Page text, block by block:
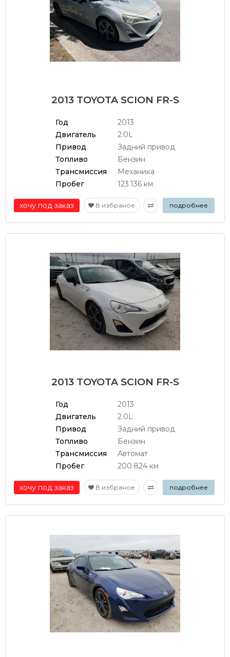
2013 TOYOTA SCION FR-S
Год
2013
Двигатель
2.0L
Привод
Задний привод
Топливо
Бензин
Трансмиссия
Механика
Пробег
123.136 км
хочу под заказ В избраное подробнее
2013 TOYOTA SCION FR-S
Год
2013
Двигатель
2.0L
Привод
Задний привод
Топливо
Бензин
Трансмиссия
Автомат
Пробег
200.824 км
хочу под заказ В избраное подробнее